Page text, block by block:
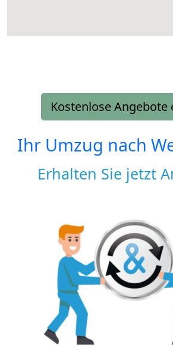
Kostenlose Angebote
Ihr Umzug nach
Erhalten Sie jetzt